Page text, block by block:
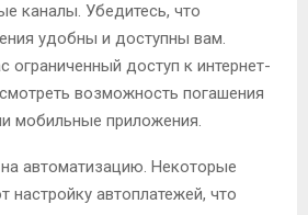
каналы. Убедитесь, что
удобны и доступны вам.
ограниченный доступ к интернет-
возможность погашения
мобильные приложения.
автоматизацию. Некоторые
настройку автоплатежей, что